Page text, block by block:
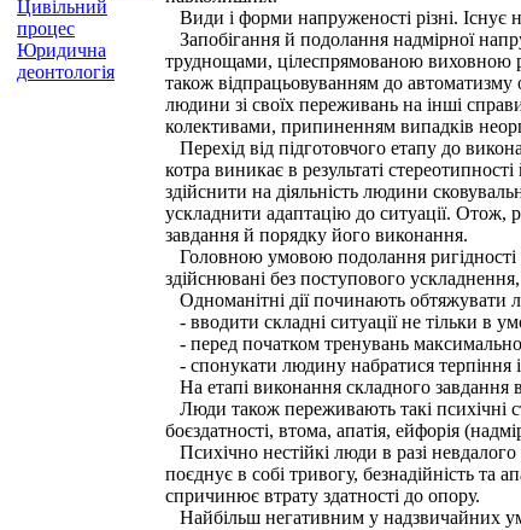
Цивільний
процес
Юридична
деонтологія
Види і форми напруженості різні. Існує
Запобігання й подолання надмірної
труднощами, цілеспрямованою виховною
також відпрацьовуванням до
людини зі своїх переживань на інші
колективами, припиненням випадків
Перехід від підготовчого етапу до
котра виникає в результаті
здійснити на діяльність людини
ускладнити адаптацію до ситуації. Отож,
завдання й порядку його виконання.
Головною умовою подолання ригідності
здійснювані без поступового
Одноманітні дії починають обтяжувати
- вводити складні ситуації не тільки в
- перед початком тренувань
- спонукати людину набратися терпіння
На етапі виконання складного завдання
Люди також переживають такі психічні
боєздатності, втома, апатія, ейфорія
Психічно нестійкі люди в разі
поєднує в собі тривогу, безнадійність та
спричинює втрату здатності до опору.
Найбільш негативним у надзвичайних